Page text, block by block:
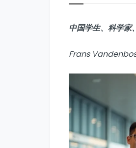
中国学生、科学家
Frans